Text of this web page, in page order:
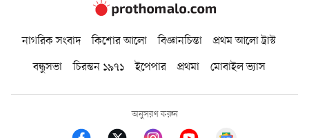
নাগরিক সংবাদ কিশোর আলো বিজ্ঞানচিন্তা
প্রথম আলো ট্রাস্ট
বন্ধুসভা
চিরন্তন ১৯৭১ ইপেপার প্রথমা মোবাইল ভ্যাস
অনুসরণ করুন